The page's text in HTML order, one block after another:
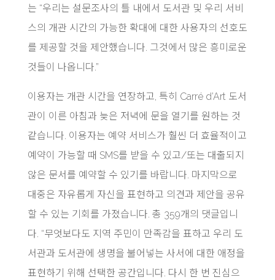
는 “우리는 설문조사의 틀 내에서 도서관 및 우리 서비
스의 개관 시간의 가능한 확대에 대한 사용자의 선호도
를 제공할 것을 제안했습니다. 그것에서 많은 흥미로운
것들이 나옵니다.”
이용자는 개관 시간을 연장하고, 특히 Carré d’Art 도서
관이 이른 아침과 늦은 저녁에 문을 열기를 원하는 것
같습니다. 이용자는 예약 서비스가 훨씬 더 효율적이고
예약이 가능할 때 SMS를 받을 수 있고/또는 대출되지
않은 문서를 예약할 수 있기를 바랍니다. 마지막으로
대중은 자유롭게 자신을 표현하고 의견과 제안을 공유
할 수 있는 기회를 가졌습니다. 총 359개의 댓글입니
다. “무엇보다도 지역 주민이 만족감을 표하고 우리 도
서관과 도서관에 생명을 불어넣는 사서에 대한 애정을
표현하기 위해 선택한 공간입니다. 다시 한 번 진심으